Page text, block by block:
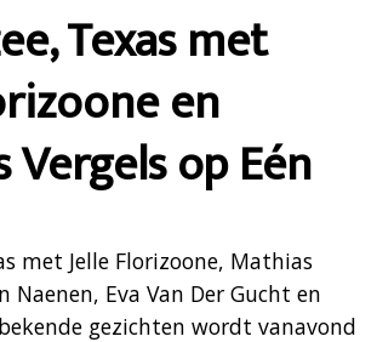
Texas met
en
op Eén
met Jelle Florizoone, Mathias
Naenen, Eva Van Der Gucht en
gezichten wordt vanavond